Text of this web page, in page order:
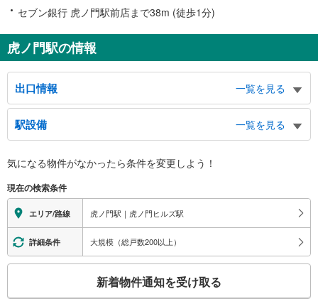
セブン銀行 虎ノ門駅前店まで38m (徒歩1分)
虎ノ門駅の情報
出口情報
一覧を見る
１出口
三菱ＵＦＪ銀行、バスのりば２・３・４番、虎ノ門ヒルズ、ジャマイカ大使
館、東京慈恵会医科大学附属病院、愛宕神社、愛宕下通り、外堀通り、虎ノ門
１丁目、西新橋１・２丁目、愛宕１丁目
２ａ出口
虎ノ門琴平タワー、 ラジオＮＩＫＫＥＩ、ナイジェリア連邦共和国大使館、
金刀比羅宮、桜田通り、新虎通り、虎ノ門１−３丁目
２ｂ出口
桜田通り、新虎通り、虎ノ門１−３丁目
３出口
虎ノ門清和ビル、 みずほ銀行、領土・主権展示館、金刀比羅宮、虎の門病
院、日本財団ビル、共同通信会館、ホテルオークラ東京、アメリカ大使館
駅設備
一覧を見る
※段差なしでの移動経路
地上⇔改札⇔ホーム：○
（※一部の経路：△（階段昇降機））
エレベータ
・１番線側虎ノ門交差点方面改札⇔３番出口
・２番線側西新橋方面改札⇔１０番出口（平日６：００～２３：００）
・２番線側虎ノ門交差点方面改札⇔１１番出口
気になる物件がなかったら条件を変更しよう！
現在の検索条件
エリア/路線 虎ノ門駅｜虎ノ門ヒルズ駅
詳細条件 大規模（総戸数200以上）
新着物件通知を受け取る